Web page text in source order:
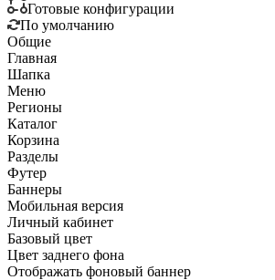
Готовые конфигурации
По умолчанию
Общие
Главная
Шапка
Меню
Регионы
Каталог
Корзина
Разделы
Футер
Баннеры
Мобильная версия
Личный кабинет
Базовый цвет
Цвет заднего фона
Отображать фоновый баннер